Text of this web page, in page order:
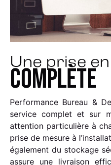
Une prise
complète
Performance Bureau &
service complet et sur
attention particulière à
prise de mesure à
également du stockage
assure une livraison